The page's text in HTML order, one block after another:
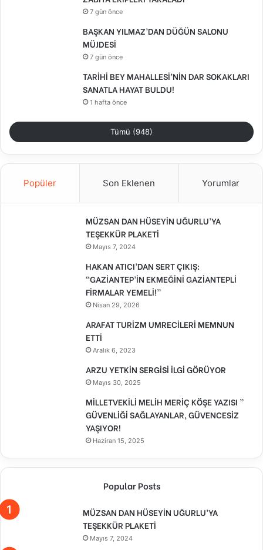
7 gün önce
BAŞKAN YILMAZ’DAN DÜĞÜN SALONU
MÜJDESİ
7 gün önce
TARİHİ BEY MAHALLESİ’NİN DAR SOKAKLARI
SANATLA HAYAT BULDU!
1 hafta önce
Tümü (948)
Popüler Son Eklenen Yorumlar
MÜZSAN DAN HÜSEYİN UĞURLU’YA
TEŞEKKÜR PLAKETİ
Mayıs 7, 2024
HAKAN ATICI’DAN SERT ÇIKIŞ:
“GAZİANTEP’İN EKMEĞİNİ GAZİANTEPLİ
FİRMALAR YEMELİ!”
Nisan 29, 2026
ARAFAT TURİZM UMRECİLERİ MEMNUN
ETTİ
Aralık 6, 2023
ARZU YETKİN SERGİSİ İLGİ GÖRÜYOR
Mayıs 30, 2025
MİLLETVEKİLİ MELİH MERİÇ KÖŞE YAZISI ”
GÜVENLİĞİ SAĞLAYANLAR, GÜVENCESİZ
YAŞIYOR!
Haziran 15, 2025
Popular Posts
MÜZSAN DAN HÜSEYİN UĞURLU’YA
TEŞEKKÜR PLAKETİ
Mayıs 7, 2024